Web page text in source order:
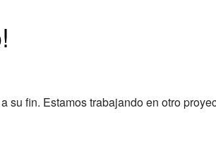
su fin. Estamos trabajando en otro